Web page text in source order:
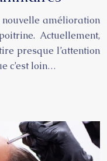
nouvelle amélioration
Actuellement,
presque l’attention
c’est loin…